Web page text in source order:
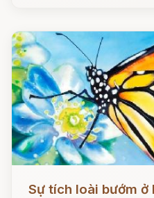
Sự tích loài bướm ở